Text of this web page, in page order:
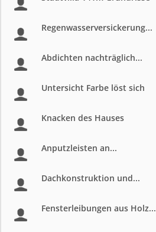
Regenwasserversickerung...
Abdichten nachträglich...
Untersicht Farbe löst sich
Knacken des Hauses
Anputzleisten an...
Dachkonstruktion und...
Fensterleibungen aus Holz...